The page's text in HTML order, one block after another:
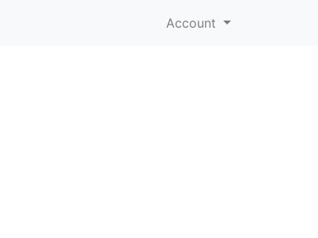
Account